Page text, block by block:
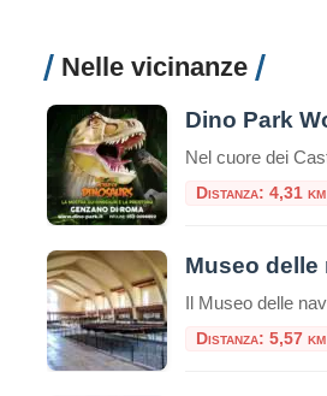
Nelle vicinanze
Distanza: 4,31 km
Distanza: 5,57 km